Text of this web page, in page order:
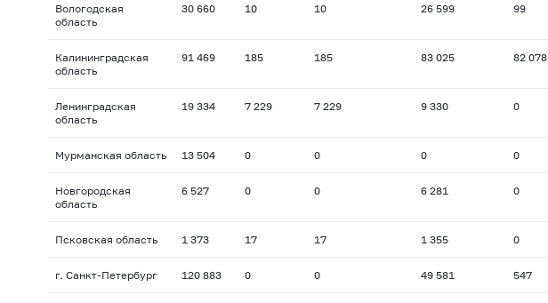
Вологодская
область
30 660 10 10 26 599 99
Калининградская
область
91 469 185 185 83 025 82 078
Ленинградская
область
19 334 7 229 7 229 9 330 0
Мурманская область 13 504 0 0 0 0
Новгородская
область
6 527 0 0 6 281 0
Псковская область 1 373 17 17 1 355 0
г. Санкт-Петербург 120 883 0 0 49 581 547